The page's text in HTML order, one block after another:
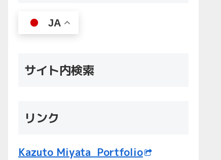
JA
サイト内検索
リンク
Kazuto Miyata Portfolio